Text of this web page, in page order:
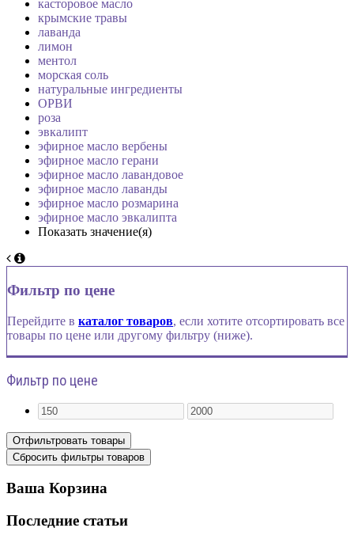
касторовое масло
крымские травы
лаванда
лимон
ментол
морская соль
натуральные ингредиенты
ОРВИ
роза
эвкалипт
эфирное масло вербены
эфирное масло герани
эфирное масло лавандовое
эфирное масло лаванды
эфирное масло розмарина
эфирное масло эвкалипта
Показать значение(я)
Фильтр по цене
Перейдите в каталог товаров, если хотите отсортировать все
товары по цене или другому фильтру (ниже).
Фильтр по цене
Ваша Корзина
Последние статьи